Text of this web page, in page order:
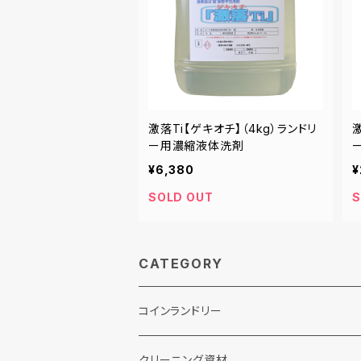
激落Ti【ゲキオチ】（4kg）ランドリ
ー用濃縮液体洗剤
¥6,380
SOLD OUT
CATEGORY
コインランドリー